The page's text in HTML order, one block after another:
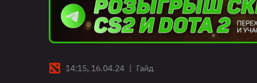
14:15, 16.04.24 | Гайд